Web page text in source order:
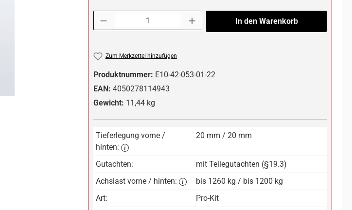
In den Warenkorb
Zum Merkzettel hinzufügen
Produktnummer: E10-42-053-01-22
EAN: 4050278114943
Gewicht: 11,44 kg
Tieferlegung vorne /
hinten:
20 mm / 20 mm
Gutachten:
mit Teilegutachten (§19.3)
Achslast vorne / hinten:
bis 1260 kg / bis 1200 kg
Art:
Pro-Kit